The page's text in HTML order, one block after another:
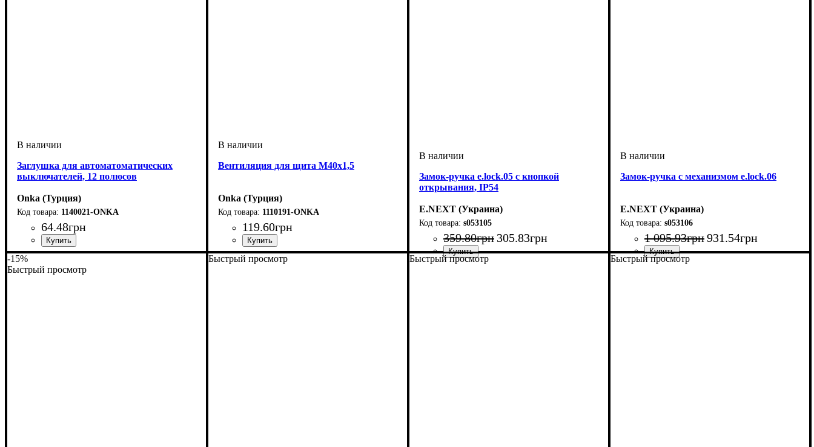
Заглушка для автоматоматических
выключателей, 12 полюсов
Onka (Турция)
1140021-ONKA
64.48грн
Вентиляция для щита М40х1,5
Onka (Турция)
1110191-ONKA
119.60грн
Замок-ручка e.lock.05 с кнопкой
открывания, IP54
E.NEXT (Украина)
s053105
359.80грн 305.83грн
Замок-ручка с механизмом e.lock.06
E.NEXT (Украина)
s053106
1 095.93грн931.54грн
-15%
Быстрый просмотр
Быстрый просмотр Быстрый просмотр Быстрый просмотр